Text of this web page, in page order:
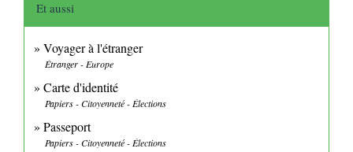
Et aussi
Voyager à l'étranger
Étranger - Europe
Carte d'identité
Papiers - Citoyenneté - Élections
Passeport
Papiers - Citoyenneté - Élections